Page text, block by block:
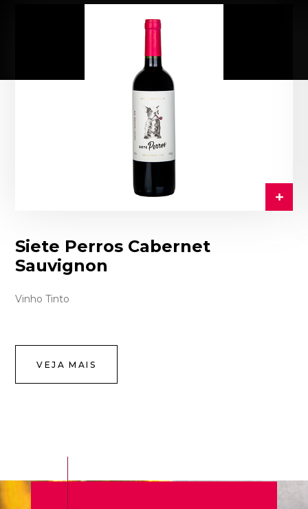
Siete Perros Cabernet
Sauvignon
Vinho Tinto
VEJA MAIS